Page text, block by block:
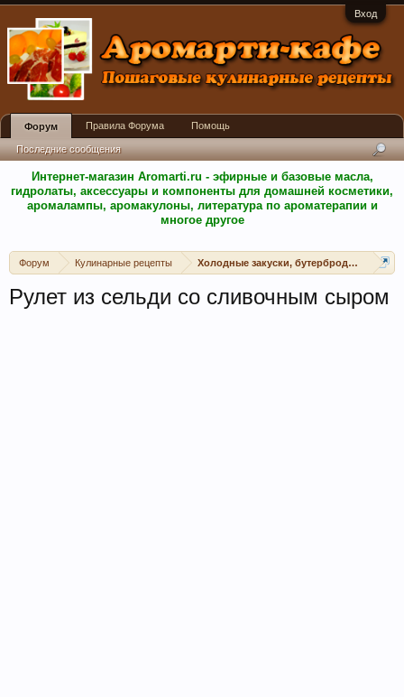
Вход
Интернет-магазин Aromarti.ru - эфирные и базовые масла,
гидролаты, аксессуары и компоненты для домашней косметики,
аромалампы, аромакулоны, литература по ароматерапии и
многое другое
Форум Кулинарные рецепты Холодные закуски, бутерброды, канапе,
Рулет из сельди со сливочным сыром
Форум
Последние сообщения
Правила Форума Помощь